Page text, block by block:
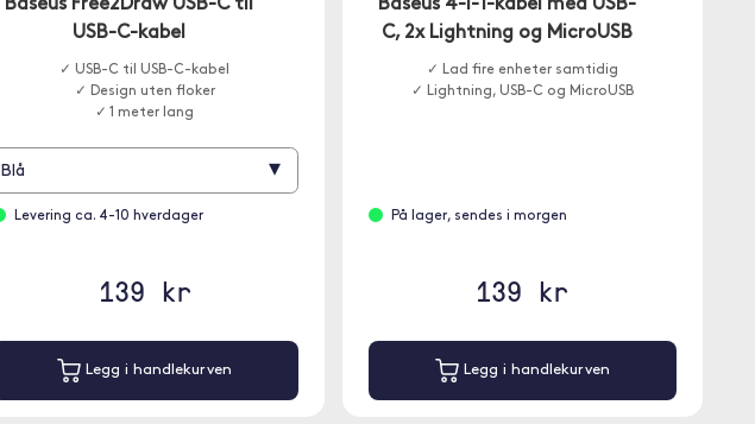
Baseus Free2Draw USB-C til
USB-C-kabel
✓ USB-C til USB-C-kabel
✓ Design uten floker
✓ 1 meter lang
Blå ▾
Levering ca. 4-10 hverdager
139 kr
Legg i handlekurven
Baseus 4-i-1-kabel med USB-
C, 2x Lightning og MicroUSB
✓ Lad fire enheter samtidig
✓ Lightning, USB-C og MicroUSB
På lager, sendes i morgen
139 kr
Legg i handlekurven